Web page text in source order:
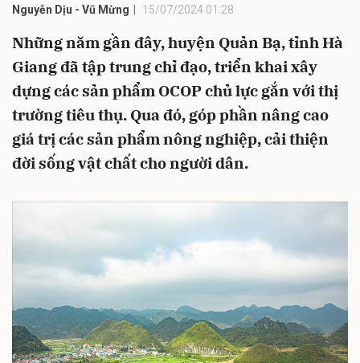
Nguyễn Dịu - Vũ Mừng 15/07/2024 01:28
Những năm gần đây, huyện Quản Bạ, tỉnh Hà
Giang đã tập trung chỉ đạo, triển khai xây
dựng các sản phẩm OCOP chủ lực gắn với thị
trường tiêu thụ. Qua đó, góp phần nâng cao
giá trị các sản phẩm nông nghiệp, cải thiện
đời sống vật chất cho người dân.